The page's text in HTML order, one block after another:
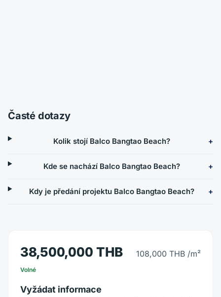
Časté dotazy
Kolik stojí Balco Bangtao Beach?
Kde se nachází Balco Bangtao Beach?
Kdy je předání projektu Balco Bangtao Beach?
38,500,000 THB 108,000 THB /m²
Volné
Vyžádat informace